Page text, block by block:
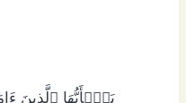
یَـٰۤأَیُّهَا ٱلَّذِینَ